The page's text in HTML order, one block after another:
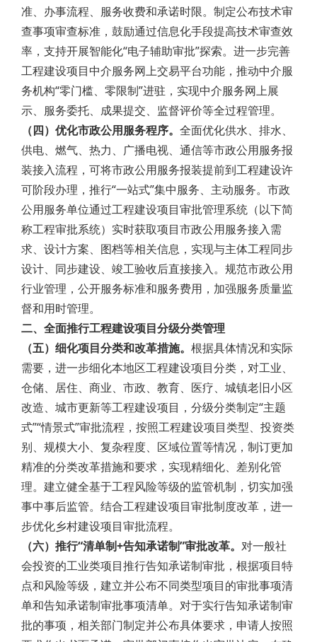
准、办事流程、服务收费和承诺时限。制定公布技术审
查事项审查标准，鼓励通过信息化手段提高技术审查效
率，支持开展智能化“电子辅助审批”探索。进一步完善
工程建设项目中介服务网上交易平台功能，推动中介服
务机构“零门槛、零限制”进驻，实现中介服务网上展
示、服务委托、成果提交、监督评价等全过程管理。
（四）优化市政公用服务程序。 全面优化供水、排水、
供电、燃气、热力、广播电视、通信等市政公用服务报
装接入流程，可将市政公用服务报装提前到工程建设许
可阶段办理，推行“一站式”集中服务、主动服务。市政
公用服务单位通过工程建设项目审批管理系统（以下简
称工程审批系统）实时获取项目市政公用服务接入需
求、设计方案、图档等相关信息，实现与主体工程同步
设计、同步建设、竣工验收后直接接入。规范市政公用
行业管理，公开服务标准和服务费用，加强服务质量监
督和用时管理。
二、全面推行工程建设项目分级分类管理
（五）细化项目分类和改革措施。 根据具体情况和实际
需要，进一步细化本地区工程建设项目分类，对工业、
仓储、居住、商业、市政、教育、医疗、城镇老旧小区
改造、城市更新等工程建设项目，分级分类制定“主题
式”“情景式”审批流程，按照工程建设项目类型、投资类
别、规模大小、复杂程度、区域位置等情况，制订更加
精准的分类改革措施和要求，实现精细化、差别化管
理。建立健全基于工程风险等级的监管机制，切实加强
事中事后监管。结合工程建设项目审批制度改革，进一
步优化乡村建设项目审批流程。
（六）推行“清单制+告知承诺制”审批改革。 对一般社
会投资的工业类项目推行告知承诺制审批，根据项目特
点和风险等级，建立并公布不同类型项目的审批事项清
单和告知承诺制审批事项清单。对于实行告知承诺制审
批的事项，相关部门制定并公布具体要求，申请人按照